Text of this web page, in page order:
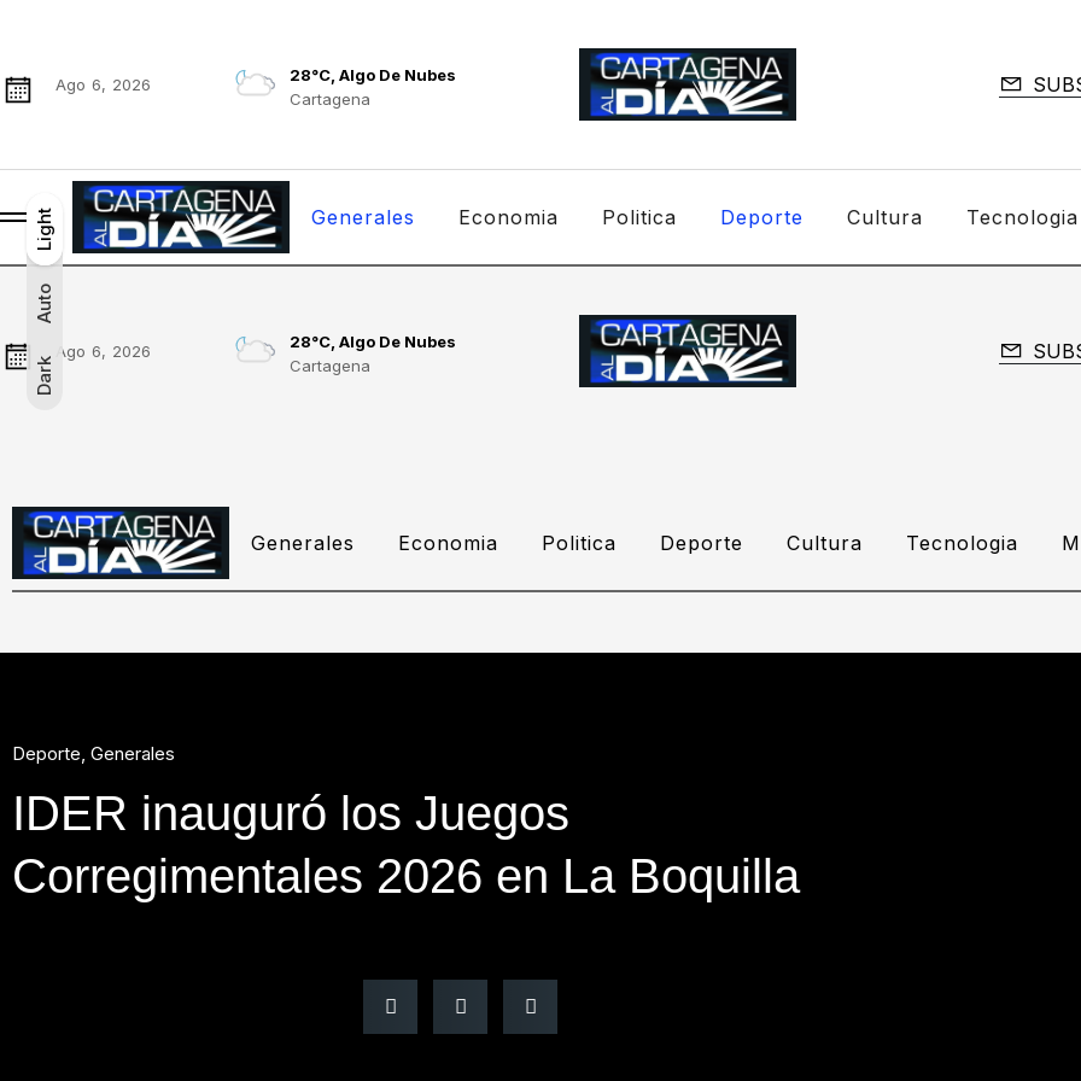
Dark
Auto
Light
Dark
Auto
Light
Ago 6, 2026
28°C, Algo De Nubes
Cartagena
Generales Economia Politica Deporte Cultura Tecnologia
Ago 6, 2026
28°C, Algo De Nubes
Cartagena
Generales Economia Politica Deporte Cultura Tecnologia
Deporte, Generales
IDER inauguró los Juegos
Corregimentales 2026 en La Boquilla